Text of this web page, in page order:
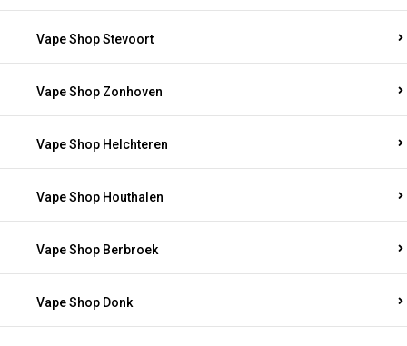
Vape Shop Stevoort
Vape Shop Zonhoven
Vape Shop Helchteren
Vape Shop Houthalen
Vape Shop Berbroek
Vape Shop Donk